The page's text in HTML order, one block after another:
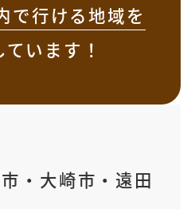
で行ける地域を
ています！
・ 大崎市 ・ 遠田